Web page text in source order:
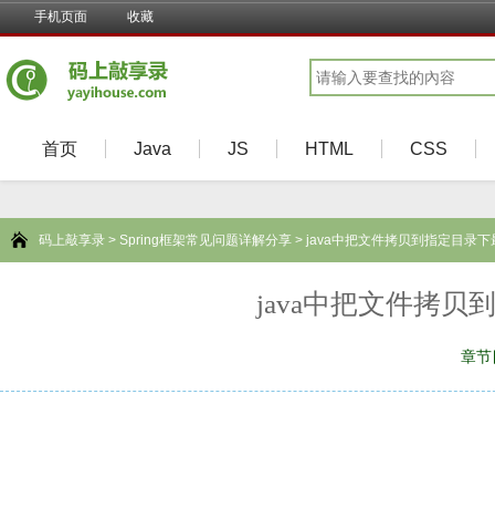
手机页面 收藏
首页 Java JS HTML CSS
码上敲享录 > Spring框架常见问题详解分享 > java中把文件拷贝到指定目录下
java中把文件拷贝
章节